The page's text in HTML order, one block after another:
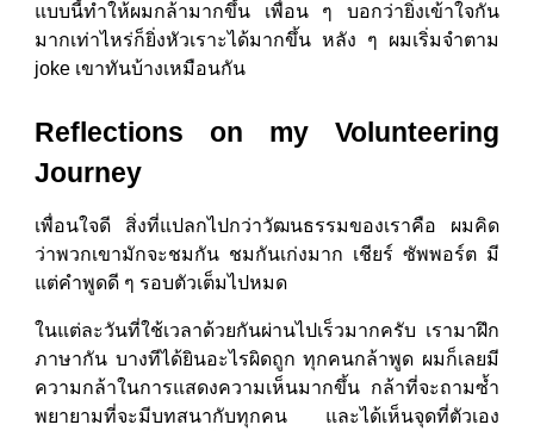
แบบนี้ทำให้ผมกล้ามากขึ้น เพื่อน ๆ บอกว่ายิ่งเข้าใจกัน
มากเท่าไหร่ก็ยิ่งหัวเราะได้มากขึ้น หลัง ๆ ผมเริ่มจำตาม
joke เขาทันบ้างเหมือนกัน
Reflections on my Volunteering
Journey
เพื่อนใจดี สิ่งที่แปลกไปกว่าวัฒนธรรมของเราคือ ผมคิด
ว่าพวกเขามักจะชมกัน ชมกันเก่งมาก เชียร์ ซัพพอร์ต มี
แต่คำพูดดี ๆ รอบตัวเต็มไปหมด
ในแต่ละวันที่ใช้เวลาด้วยกันผ่านไปเร็วมากครับ เรามาฝึก
ภาษากัน บางทีได้ยินอะไรผิดถูก ทุกคนกล้าพูด ผมก็เลยมี
ความกล้าในการแสดงความเห็นมากขึ้น กล้าที่จะถามซ้ำ
พยายามที่จะมีบทสนากับทุกคน และได้เห็นจุดที่ตัวเอง